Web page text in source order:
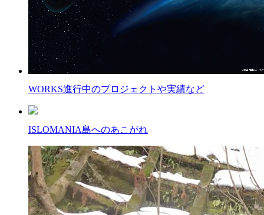
WORKS進行中のプロジェクトや実績など
ISLOMANIA島へのあこがれ